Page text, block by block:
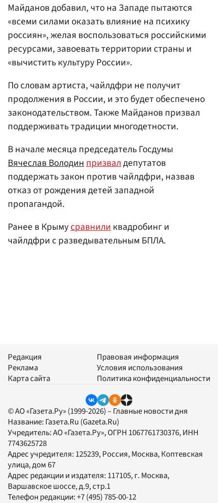
Майданов добавил, что на Западе пытаются
«всеми силами оказать влияние на психику
россиян», желая воспользоваться российскими
ресурсами, завоевать территории страны и
«вычистить культуру России».
По словам артиста, чайлдфри не получит
продолжения в России, и это будет обеспечено
законодательством. Также Майданов призвал
поддерживать традиции многодетности.
В начале месяца председатель Госдумы
Вячеслав Володинпризвалдепутатов
поддержать закон против чайлдфри, назвав
отказ от рождения детей западной
пропагандой.
Ранее в Крымусравниликвадробинг и
чайлдфри с разведывательным БПЛА.
Редакция
Реклама
Карта сайта
Правовая информация
Условия использования
Политика конфиденциальности
© АО «Газета.Ру» (1999-2026) – Главные новости дня
Название: Газета.Ru (Gazeta.Ru)
Учредитель:АО «Газета.Ру», ОГРН 1067761730376, ИНН
7743625728
Адрес учредителя: 125239, Россия, Москва, Коптевская
улица, дом 67
Адрес редакции и издателя: 117105, г. Москва,
Варшавское шоссе, д.9, стр.1
Телефон редакции:+7 (495) 785-00-12